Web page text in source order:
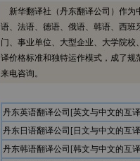
新华翻译社（丹东翻译公司）作为
语、法语、德语、俄语、韩语、西
门、事业单位、大型企业、大学院
译价格标准和独特运作模式，成了
来电咨询。
丹东英语翻译公司[英文与中文的互
丹东日语翻译公司[日文与中文的互
丹东韩语翻译公司[韩文与中文的互